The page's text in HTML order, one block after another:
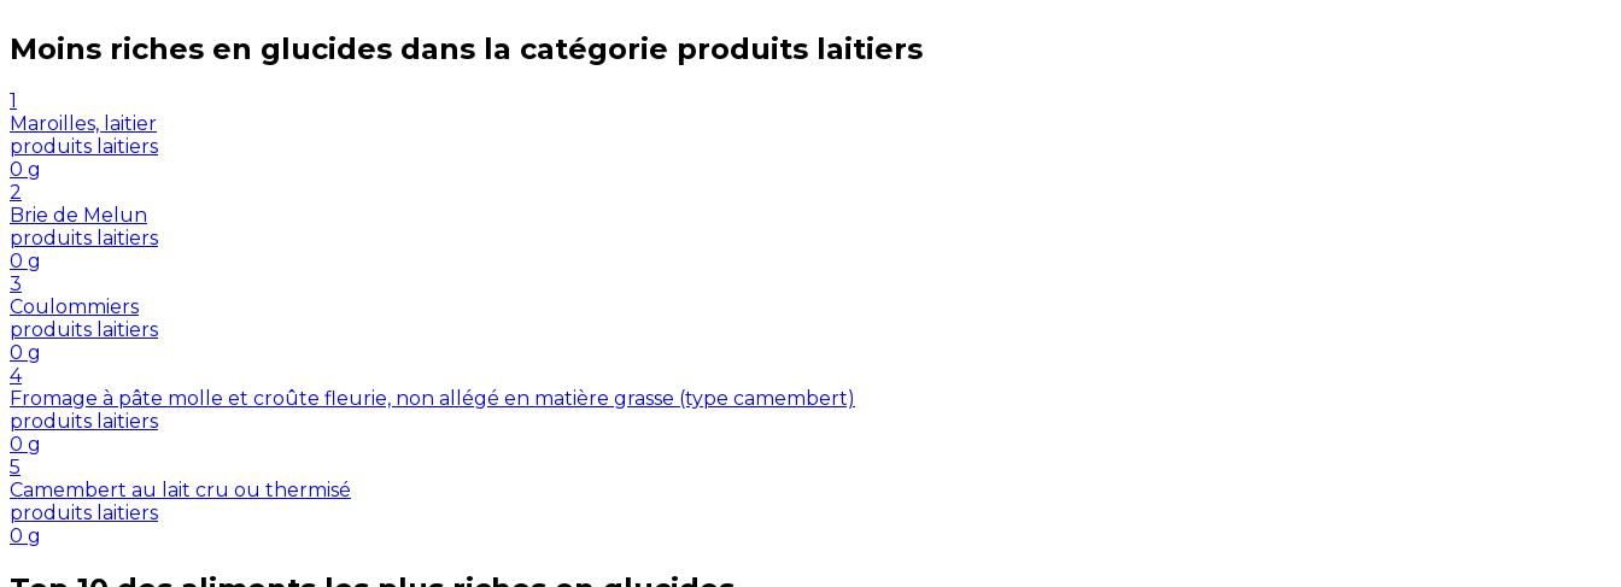
Moins riches en glucides dans la catégorie produits laitiers
1
Maroilles, laitier
produits laitiers
0 g
2
Brie de Melun
produits laitiers
0 g
3
Coulommiers
produits laitiers
0 g
4
Fromage à pâte molle et croûte fleurie, non allégé en matière grasse (type camembert)
produits laitiers
0 g
5
Camembert au lait cru ou thermisé
produits laitiers
0 g